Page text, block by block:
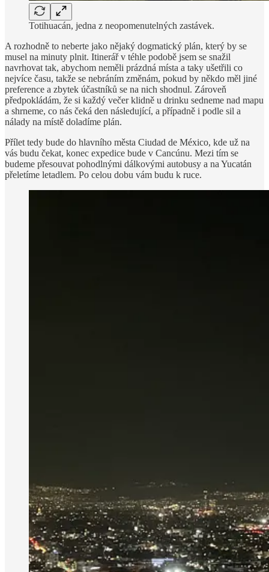
Totihuacán, jedna z neopomenutelných zastávek.
A rozhodně to neberte jako nějaký dogmatický plán, který by se
musel na minuty plnit. Itinerář v téhle podobě jsem se snažil
navrhovat tak, abychom neměli prázdná místa a taky ušetřili co
nejvíce času, takže se nebráním změnám, pokud by někdo měl jiné
preference a zbytek účastníků se na nich shodnul. Zároveň
předpokládám, že si každý večer klidně u drinku sedneme nad mapu
a shrneme, co nás čeká den následující, a případně i podle sil a
nálady na místě doladíme plán.
Přílet tedy bude do hlavního města Ciudad de México, kde už na
vás budu čekat, konec expedice bude v Cancúnu. Mezi tím se
budeme přesouvat pohodlnými dálkovými autobusy a na Yucatán
přeletíme letadlem. Po celou dobu vám budu k ruce.